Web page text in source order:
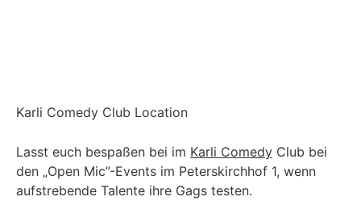
Karli Comedy Club Location
Lasst euch bespaßen bei im Karli Comedy Club bei
den „Open Mic”-Events im Peterskirchhof 1, wenn
aufstrebende Talente ihre Gags testen.